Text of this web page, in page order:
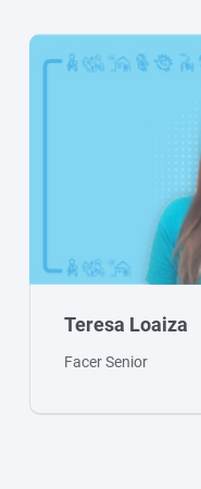
Teresa Loaiza
Facer Senior